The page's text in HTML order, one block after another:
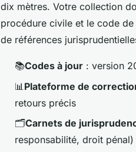
dix mètres. Votre collection
procédure civile et le code
de références
📚Codes à jour : version
📊 Plateforme de
retours précis
🗂️Carnets de
responsabilité, droit